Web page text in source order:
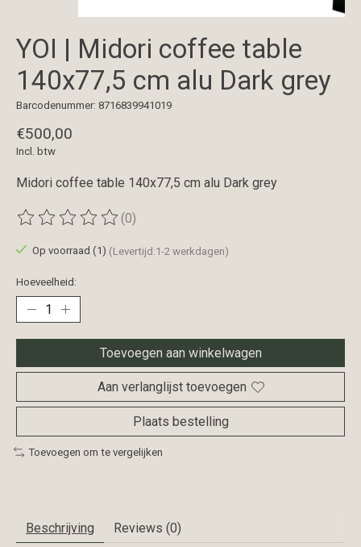
YOI | Midori coffee table
140x77,5 cm alu Dark grey
Barcodenummer: 8716839941019
€500,00
Incl. btw
Midori coffee table 140x77,5 cm alu Dark grey
De beoordeling van dit product is
(0)
Op voorraad (1) (Levertijd:1-2 werkdagen)
Hoeveelheid:
Toevoegen aan winkelwagen
Aan verlanglijst toevoegen
Plaats bestelling
Toevoegen om te vergelijken
Beschrijving Reviews (0)